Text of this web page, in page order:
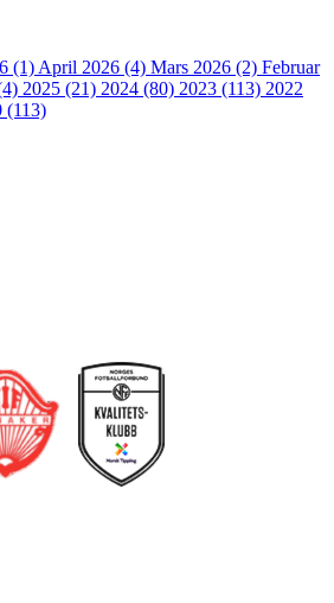
(1) April 2026 (4) Mars 2026 (2) Februar
2025 (21) 2024 (80) 2023 (113) 2022
(113)